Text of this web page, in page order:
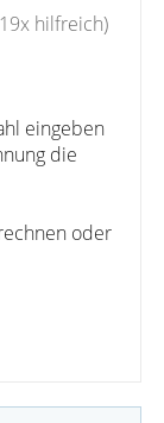
hilfreich)
eingeben
die
oder